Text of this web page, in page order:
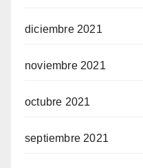
diciembre 2021
noviembre 2021
octubre 2021
septiembre 2021